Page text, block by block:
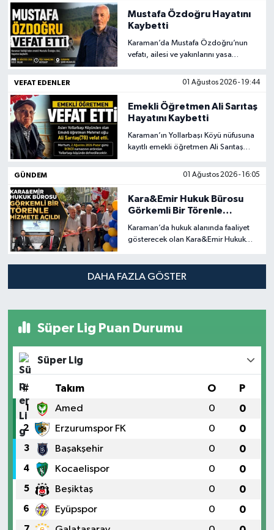
mücadelesini kaybetti.
Mustafa Özdoğru Hayatını
Kaybetti
Karaman’da Mustafa Özdoğru’nun
vefatı, ailesi ve yakınlarını yasa
VEFAT EDENLER 01 Ağustos 2026 - 19:44
Emekli Öğretmen Ali Sarıtaş
Hayatını Kaybetti
Karaman’ın Yollarbaşı Köyü nüfusuna
kayıtlı emekli öğretmen Ali Sarıtaş
GÜNDEM 01 Ağustos 2026 - 16:05
Kara&Emir Hukuk Bürosu
Görkemli Bir Törenle
Karaman’da hukuk alanında faaliyet
gösterecek olan Kara&Emir Hukuk
törenle hizmete açıldı.
DAHA FAZLA GÖSTER
Süper Lig Puan Durumu
Süper Lig
# Takım O P
1 Amed 0 0
2 Erzurumspor FK 0 0
3 Başakşehir 0 0
4 Kocaelispor 0 0
5 Beşiktaş 0 0
6 Eyüpspor 0 0